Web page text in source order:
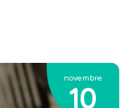
novembre
10